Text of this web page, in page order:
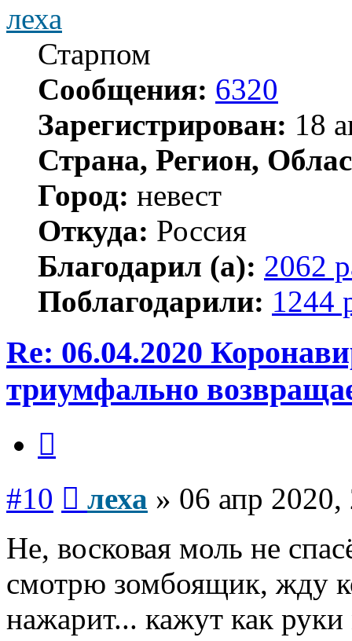
леха
Старпом
Сообщения: 6320
Зарегистрирован: 18
Страна, Регион,
Город: невест
Откуда: Россия
Благодарил (а): 2062
Поблагодарили: 1244
Re: 06.04.2020
триумфально
#10 леха » 06 апр 2020,
Не, восковая моль не
смотрю зомбоящик, жду
нажарит... кажут как